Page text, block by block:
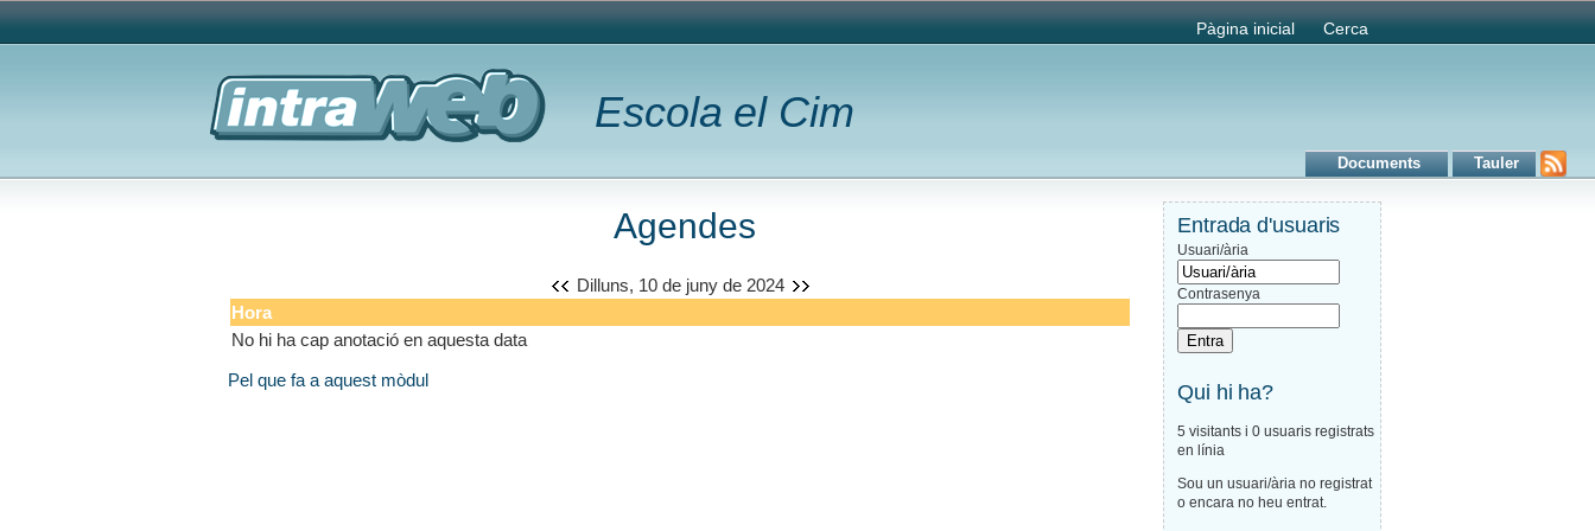
Pàgina inicial Cerca
Escola el Cim
Agendes
Dilluns, 10 de juny de 2024
Hora
No hi ha cap anotació en aquesta data
Pel que fa a aquest mòdul
Entrada d'usuaris
Usuari/ària
Contrasenya
Qui hi ha?
5 visitants i 0 usuaris registrats
en línia
Sou un usuari/ària no registrat
o encara no heu entrat.
Documents Tauler